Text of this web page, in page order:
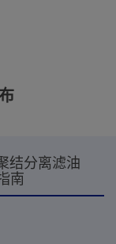
结分离滤油
南